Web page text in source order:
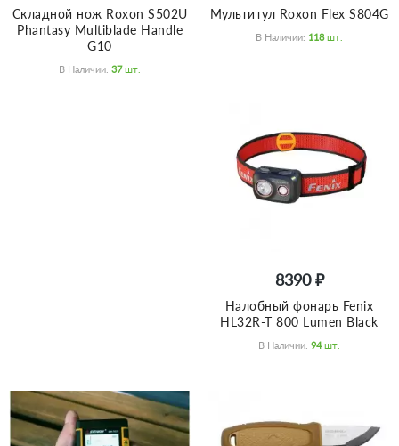
Складной нож Roxon S502U
Phantasy Multiblade Handle
G10
В Наличии: 37 Шт.
Мультитул Roxon Flex S804G
В Наличии: 118 Шт.
8390 ₽
Налобный фонарь Fenix
HL32R-T 800 Lumen Black
В Наличии: 94 Шт.